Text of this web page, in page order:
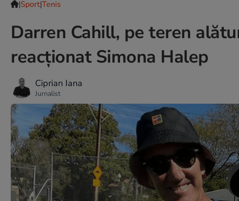
|Sport|Tenis
Darren Cahill, pe teren
reacționat Simona Halep
Ciprian Iana
Jurnalist